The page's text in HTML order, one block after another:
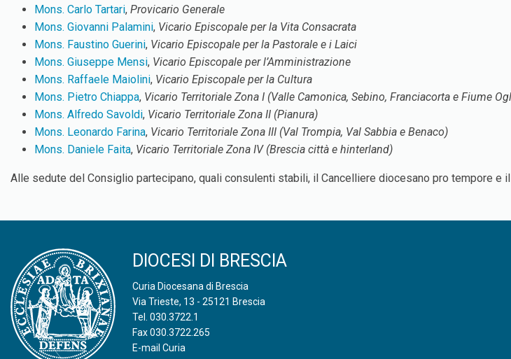
Mons. Carlo Tartari, Provicario Generale
Mons. Giovanni Palamini, Vicario Episcopale per la Vita Consacrata
Mons. Faustino Guerini, Vicario Episcopale per la Pastorale e i Laici
Mons. Giuseppe Mensi, Vicario Episcopale per l’Amministrazione
Mons. Raffaele Maiolini, Vicario Episcopale per la Cultura
Mons. Pietro Chiappa, Vicario Territoriale Zona I (Valle Camonica, Sebino, Franciacorta e Fiume
Mons. Alfredo Savoldi, Vicario Territoriale Zona II (Pianura)
Mons. Leonardo Farina, Vicario Territoriale Zona III (Val Trompia, Val Sabbia e Benaco)
Mons. Daniele Faita, Vicario Territoriale Zona IV (Brescia città e hinterland)
Alle sedute del Consiglio partecipano, quali consulenti stabili, il Cancelliere diocesano pro tempore e
DIOCESI DI BRESCIA
Curia Diocesana di Brescia
Via Trieste, 13 - 25121 Brescia
Tel. 030.3722.1
Fax 030.3722.265
E-mail Curia